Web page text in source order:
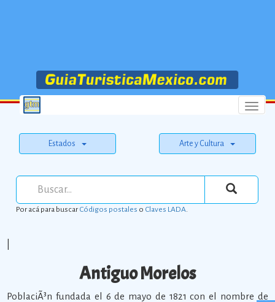
Menu
Estados Arte y Cultura
Por acá para buscarCódigos postales o Claves LADA.
Antiguo Morelos
PoblaciÃ³n fundada el 6 de mayo de 1821 con el nombre de